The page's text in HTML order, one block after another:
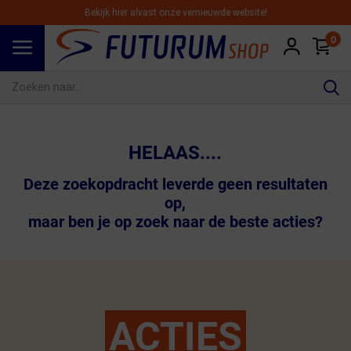
Bekijk hier alvast onze vernieuwde website!
0
HELAAS....
Deze zoekopdracht leverde geen resultaten
op,
maar ben je op zoek naar de beste acties?
ACTIES